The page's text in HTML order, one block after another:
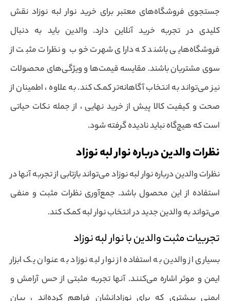
جستجوی فروشگاه‌های معتبر برای خرید نوار لبه نوزاد نقش
کلیدی در تجربه خرید آنلاین دارد. والدین باید به دنبال
فروشگاه‌هایی باشند که دارای شهرت خوب و نظرات مثبت از
سوی مشتریان باشند. مقایسه قیمت‌ها و ویژگی‌های محصولات
نیز می‌تواند به انتخاب آگاهانه‌تر کمک کند. به علاوه ، اطمینان از
صحت و کیفیت کالا پیش از خرید نهایی ، از جمله نکات حیاتی
است که هیچ‌گاه نباید نادیده گرفته شود.
نظرات والدین درباره نوار لبه نوزاد
نظرات والدین درباره نوار لبه نوزاد می‌تواند بازتابی از تجربه آنها در
استفاده از این محصول باشد. جمع‌آوری نظرات مثبت و منفی
می‌تواند به والدین جدید در انتخاب نوار لبه کمک کند.
تجربیات مثبت والدین با نوار لبه نوزاد
بسیاری از والدین به استفاده از نوار لبه نوزاد به عنوان یک ابزار
ایمن و موثر اشاره می‌کنند. آنها تجربه مثبتی از حس آرامش و